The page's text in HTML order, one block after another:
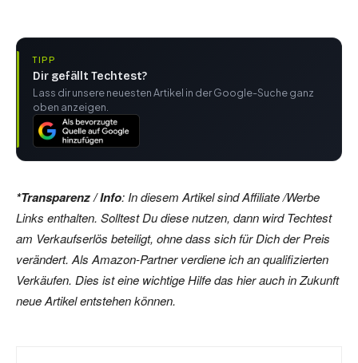
TIPP
Dir gefällt Techtest?
Lass dir unsere neuesten Artikel in der Google-Suche ganz
oben anzeigen.
*Transparenz / Info: In diesem Artikel sind Affiliate /Werbe
Links enthalten. Solltest Du diese nutzen, dann wird Techtest
am Verkaufserlös beteiligt, ohne dass sich für Dich der Preis
verändert. Als Amazon-Partner verdiene ich an qualifizierten
Verkäufen. Dies ist eine wichtige Hilfe das hier auch in Zukunft
neue Artikel entstehen können.